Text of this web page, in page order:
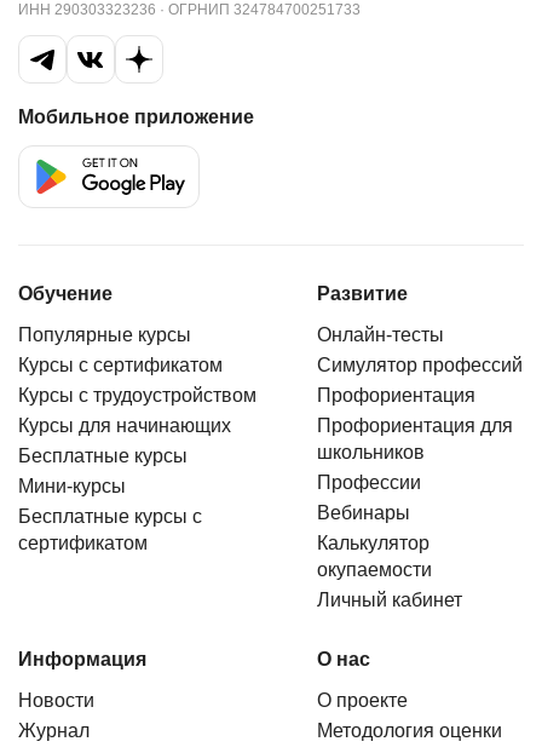
ИНН 290303323236 · ОГРНИП 324784700251733
Мобильное приложение
Обучение
Популярные курсы
Курсы с сертификатом
Курсы с трудоустройством
Курсы для начинающих
Бесплатные курсы
Мини-курсы
Бесплатные курсы с
сертификатом
Развитие
Онлайн-тесты
Симулятор профессий
Профориентация
Профориентация для
школьников
Профессии
Вебинары
Калькулятор
окупаемости
Личный кабинет
Информация
Новости
Журнал
О нас
О проекте
Методология оценки